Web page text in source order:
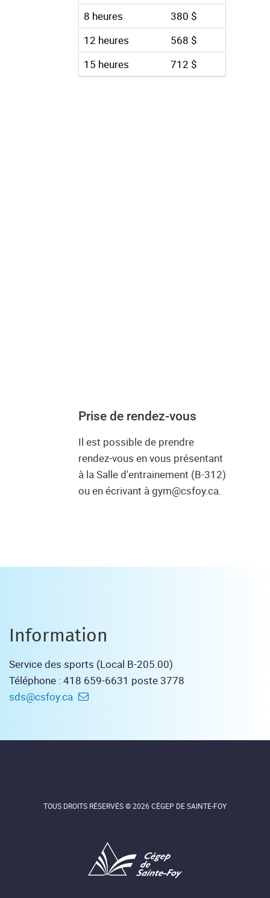
8 heures
380 $
12 heures
568 $
15 heures
712 $
Prise de rendez-vous
Il est possible de prendre
rendez-vous en vous présentant
à la Salle d'entrainement (B-312)
ou en écrivant à gym@csfoy.ca.
Information
Service des sports (Local B-205.00)
Téléphone : 418 659-6631 poste 3778
sds@csfoy.ca
TOUS DROITS RÉSERVÉS © 2026 CÉGEP DE SAINTE-FOY
Cégep de Sainte-Foy